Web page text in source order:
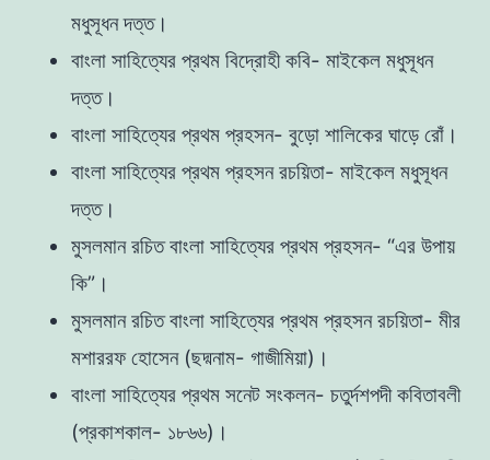
মধুসূধন দত্ত।
বাংলা সাহিত্যের প্রথম বিদ্রোহী কবি- মাইকেল মধুসূধন
দত্ত।
বাংলা সাহিত্যের প্রথম প্রহসন- বুড়ো শালিকের ঘাড়ে রোঁ।
বাংলা সাহিত্যের প্রথম প্রহসন রচয়িতা- মাইকেল মধুসূধন
দত্ত।
মুসলমান রচিত বাংলা সাহিত্যের প্রথম প্রহসন- “এর উপায়
কি”।
মুসলমান রচিত বাংলা সাহিত্যের প্রথম প্রহসন রচয়িতা- মীর
মশাররফ হোসেন (ছদ্মনাম- গাজীমিয়া)।
বাংলা সাহিত্যের প্রথম সনেট সংকলন- চতুর্দশপদী কবিতাবলী
(প্রকাশকাল- ১৮৬৬)।